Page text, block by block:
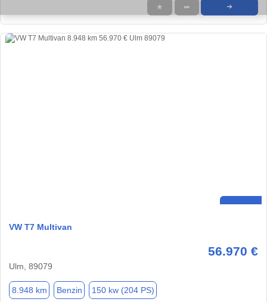
★ ➦ ➜
VW T7 Multivan
56.970 €
Ulm, 89079
8.948 km Benzin 150 kw (204 PS)